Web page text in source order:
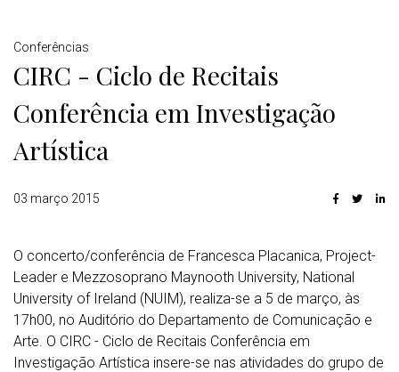
Detalhes
Conferências
CIRC - Ciclo de Recitais
Conferência em Investigação
Artística
03 março 2015
O concerto/conferência de Francesca Placanica, Project-
Leader e Mezzosoprano Maynooth University, National
University of Ireland (NUIM), realiza-se a 5 de março, às
17h00, no Auditório do Departamento de Comunicação e
Arte. O CIRC - Ciclo de Recitais Conferência em
Investigação Artística insere-se nas atividades do grupo de